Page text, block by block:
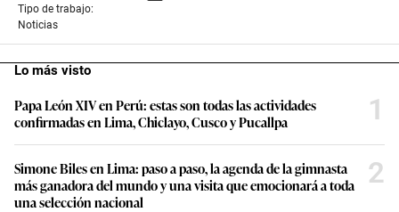
Tipo de trabajo:
Noticias
Lo más visto
Papa León XIV en Perú: estas son todas las actividades
confirmadas en Lima, Chiclayo, Cusco y Pucallpa
1
Simone Biles en Lima: paso a paso, la agenda de la gimnasta
más ganadora del mundo y una visita que emocionará a toda
una selección nacional
2